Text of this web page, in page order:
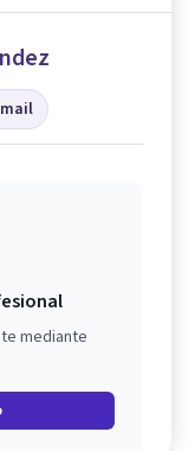
mediante